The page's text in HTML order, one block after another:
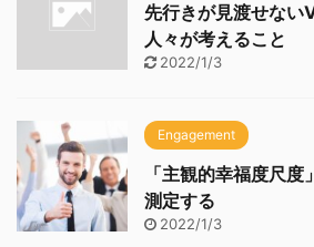
先行きが見渡せない
人々が考えること
2022/1/3
Engagement
「主観的幸福度尺
測定する
2022/1/3